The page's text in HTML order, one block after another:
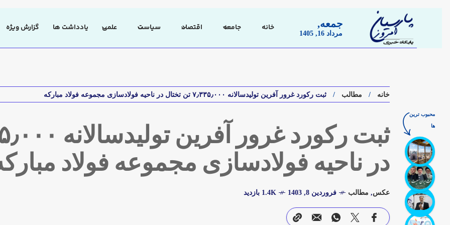
جمعه,
مرداد 16, 1405
خانه جامعه اقتصاد سیاست علمی یادداشت ها گزارش ویژه
خانه مطالب ثبت رکورد غرور آفرین تولیدسالانه ۷٫۳۳۵٫۰۰۰ تن تختال در ناحیه فولادسازی مجموعه فولاد مبارکه
در ناحیه فولادسازی مجموعه فولاد
عکس, مطالب فروردین 8, 1403 1.4K بازدید
محبوب ترین
ها